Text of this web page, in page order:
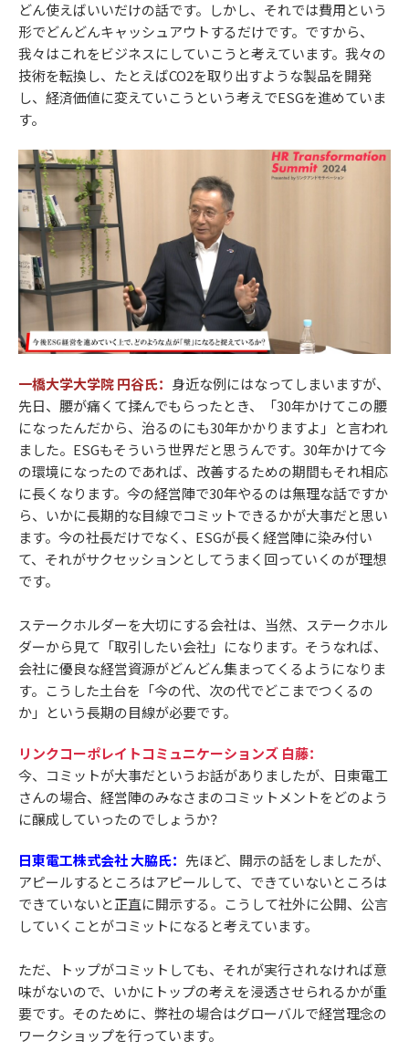
どん使えばいいだけの話です。しかし、それでは費用という
形でどんどんキャッシュアウトするだけです。ですから、
我々はこれをビジネスにしていこうと考えています。我々の
技術を転換し、たとえばCO2を取り出すような製品を開発
し、経済価値に変えていこうという考えでESGを進めていま
す。
一橋大学大学院 円谷氏： 身近な例にはなってしまいますが、
先日、腰が痛くて揉んでもらったとき、「30年かけてこの腰
になったんだから、治るのにも30年かかりますよ」と言われ
ました。ESGもそういう世界だと思うんです。30年かけて今
の環境になったのであれば、改善するための期間もそれ相応
に長くなります。今の経営陣で30年やるのは無理な話ですか
ら、いかに長期的な目線でコミットできるかが大事だと思い
ます。今の社長だけでなく、ESGが長く経営陣に染み付い
て、それがサクセッションとしてうまく回っていくのが理想
です。
ステークホルダーを大切にする会社は、当然、ステークホル
ダーから見て「取引したい会社」になります。そうなれば、
会社に優良な経営資源がどんどん集まってくるようになりま
す。こうした土台を「今の代、次の代でどこまでつくるの
か」という長期の目線が必要です。
リンクコーポレイトコミュニケーションズ 白藤：
今、コミットが大事だというお話がありましたが、日東電工
さんの場合、経営陣のみなさまのコミットメントをどのよう
に醸成していったのでしょうか？
日東電工株式会社 大脇氏： 先ほど、開示の話をしましたが、
アピールするところはアピールして、できていないところは
できていないと正直に開示する。こうして社外に公開、公言
していくことがコミットになると考えています。
ただ、トップがコミットしても、それが実行されなければ意
味がないので、いかにトップの考えを浸透させられるかが重
要です。そのために、弊社の場合はグローバルで経営理念の
ワークショップを行っています。